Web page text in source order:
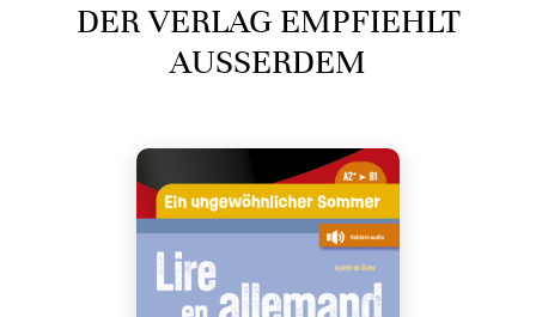
DER VERLAG EMPFIEHLT
AUSSERDEM